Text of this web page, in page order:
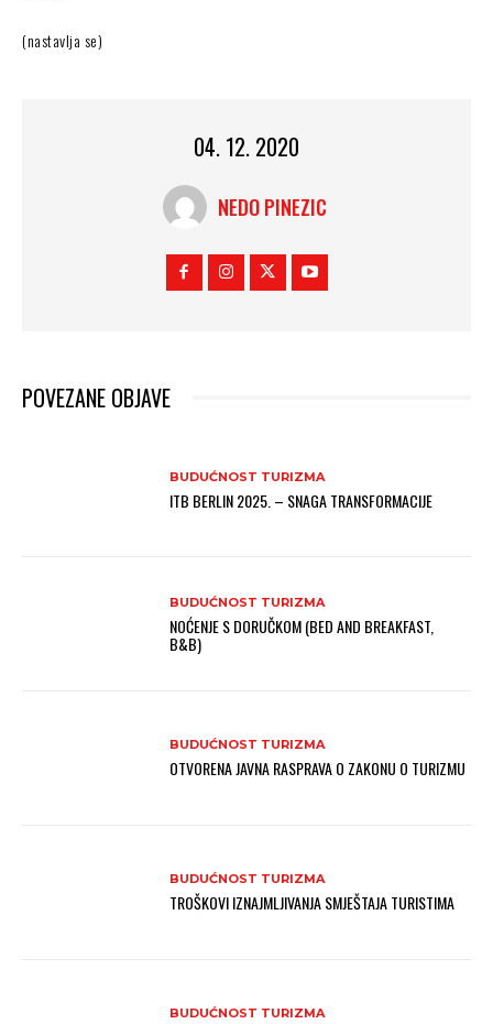
(nastavlja se)
04. 12. 2020
NEDO PINEZIC
POVEZANE OBJAVE
BUDUĆNOST TURIZMA
ITB BERLIN 2025. – SNAGA TRANSFORMACIJE
BUDUĆNOST TURIZMA
NOĆENJE S DORUČKOM (BED AND BREAKFAST,
B&B)
BUDUĆNOST TURIZMA
OTVORENA JAVNA RASPRAVA O ZAKONU O TURIZMU
BUDUĆNOST TURIZMA
TROŠKOVI IZNAJMLJIVANJA SMJEŠTAJA TURISTIMA
BUDUĆNOST TURIZMA